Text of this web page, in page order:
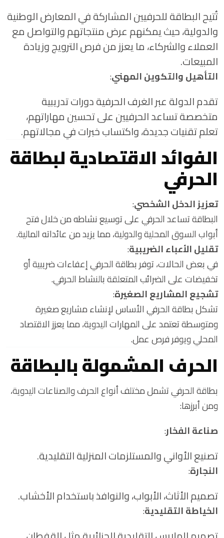
تُتيح البطاقة للحرفيين المشاركة في المعارض الوطنية
والدولية، حيث يمكنهم عرض منتجاتهم والتواصل مع
العملاء والشركاء، ما يعزز من فرص الترويج وزيادة
المبيعات.
التأهيل والتكوين المهني:
تقدم الدولة عبر الغرف الحرفية دورات تدريبية
متخصصة تساعد الحرفيين على تحسين مهاراتهم،
تعلم تقنيات جديدة، واكتساب خبرات في مجالاتهم.
الفوائد الاقتصادية لبطاقة
الحرفي
تعزيز الدخل الشخصي:
البطاقة تساعد الحرفي على توسيع نشاطه من خلال فتح
أبواب السوق المحلية والدولية، مما يزيد من عائداته المالية.
تقليل الأعباء الضريبية:
في بعض الحالات، توفر بطاقة الحرفي إعفاءات ضريبية أو
تخفيضات على الضرائب المتعلقة بالنشاط الحرفي.
تشجيع المشاريع الصغيرة:
تشكل بطاقة الحرفي الأساس لإنشاء مشاريع صغيرة
ومتوسطة تعتمد على المهارات اليدوية، مما يعزز الاقتصاد
المحلي ويوفر فرص عمل.
الحرف المشمولة بالبطاقة
بطاقة الحرفي تشمل مختلف أنواع الحرف والصناعات اليدوية،
ومن أبرزها:
صناعة الفخار:
تصنيع الأواني والمستلزمات المنزلية التقليدية.
النجارة:
تصميم الأثاث، الأبواب، والنوافذ باستخدام الأخشاب.
الخياطة التقليدية: